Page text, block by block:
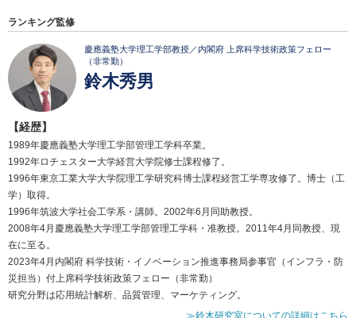
ランキング監修
慶應義塾大学理工学部教授／内閣府 上席科学技術政策フェロー
（非常勤）
鈴木秀男
【経歴】
1989年慶應義塾大学理工学部管理工学科卒業。
1992年ロチェスター大学経営大学院修士課程修了。
1996年東京工業大学大学院理工学研究科博士課程経営工学専攻修了。博士（工
学）取得。
1996年筑波大学社会工学系・講師。2002年6月同助教授。
2008年4月慶應義塾大学理工学部管理工学科・准教授。2011年4月同教授、現
在に至る。
2023年4月内閣府 科学技術・イノベーション推進事務局参事官（インフラ・防
災担当）付上席科学技術政策フェロー（非常勤）
研究分野は応用統計解析、品質管理、マーケティング。
≫鈴木研究室についての詳細はこちら